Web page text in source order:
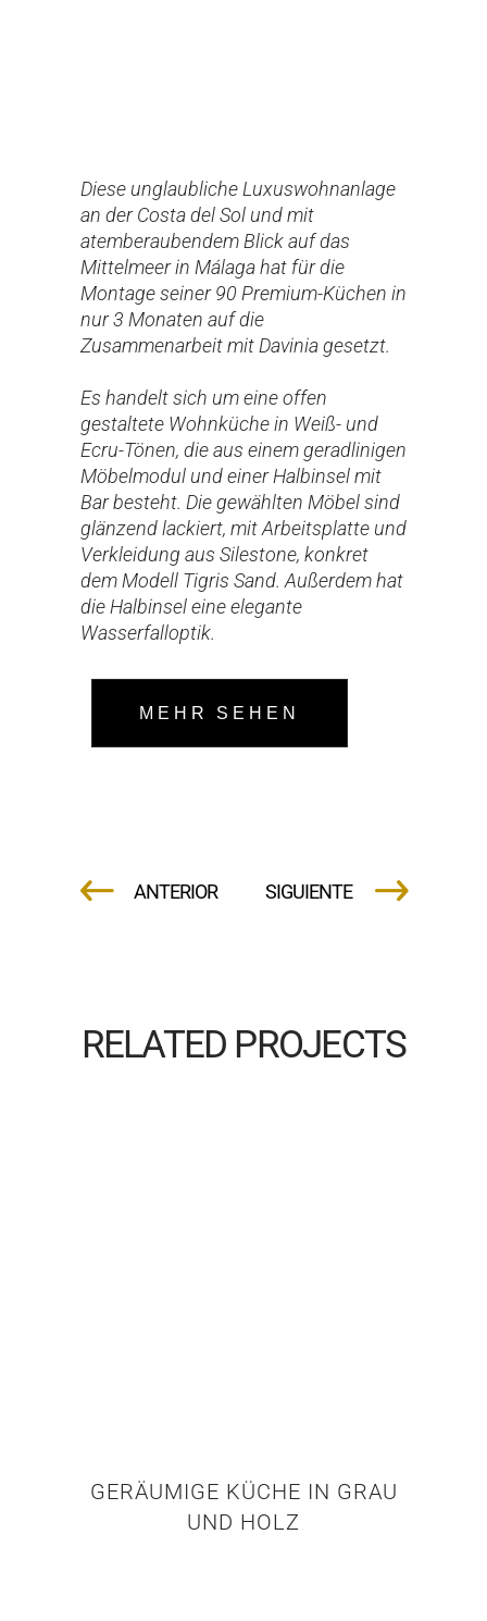
Diese unglaubliche Luxuswohnanlage
an der Costa del Sol und mit
atemberaubendem Blick auf das
Mittelmeer in Málaga hat für die
Montage seiner 90 Premium-Küchen in
nur 3 Monaten auf die
Zusammenarbeit mit Davinia gesetzt.
Es handelt sich um eine offen
gestaltete Wohnküche in Weiß- und
Ecru-Tönen, die aus einem geradlinigen
Möbelmodul und einer Halbinsel mit
Bar besteht. Die gewählten Möbel sind
glänzend lackiert, mit Arbeitsplatte und
Verkleidung aus Silestone, konkret
dem Modell Tigris Sand. Außerdem hat
die Halbinsel eine elegante
Wasserfalloptik.
MEHR SEHEN
RELATED PROJECTS
GERÄUMIGE KÜCHE IN GRAU
UND HOLZ